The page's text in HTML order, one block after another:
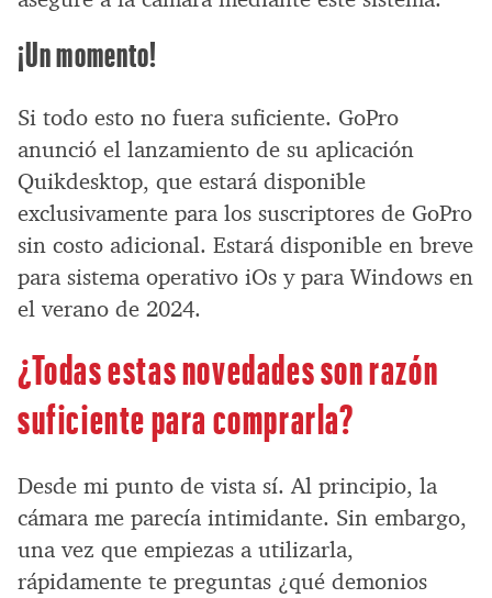
¡Un momento!
Si todo esto no fuera suficiente. GoPro
anunció el lanzamiento de su aplicación
Quikdesktop, que estará disponible​
exclusivamente para los suscriptores de GoPro
sin costo adicional. Estará disponible en breve
para sistema operativo iOs y para Windows en
el verano de 2024.
¿Todas estas novedades son razón
suficiente para comprarla?
Desde mi punto de vista sí. Al principio, la
cámara me parecía intimidante. Sin embargo,
una vez que empiezas a utilizarla,
rápidamente te preguntas ¿qué demonios